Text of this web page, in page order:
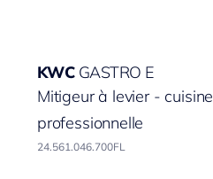
KWC GASTRO E
Mitigeur à levier - cuisine
professionnelle
24.561.046.700FL